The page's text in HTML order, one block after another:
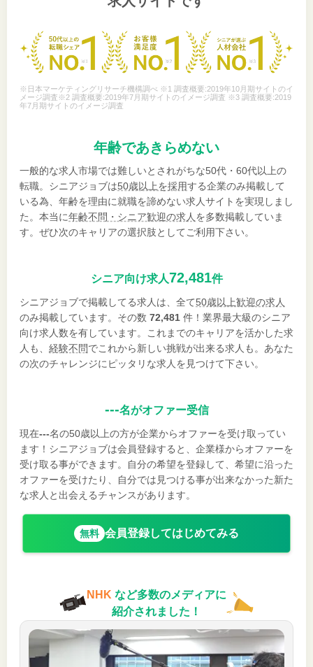
※日本マーケティングリサーチ機構調べ ※1 調査概要:2019年10月期サイトのイ
メージ調査※2 調査概要:2019年7月期サイトのイメージ調査 ※3 調査概要:2019
年7月期サイトのイメージ調査
年齢であきらめない
一般的な求人市場では難しいとされがちな50代・60代以上の
転職。シニアジョブは50歳以上を採用する企業のみ掲載して
いる為、年齢を理由に就職を諦めない求人サイトを実現しまし
た。本当に年齢不問・シニア歓迎の求人 を多数掲載していま
す。ぜひ次のキャリアの選択肢としてご利用下さい。
シニア向け求人72,481件
シニアジョブで掲載してる求人は、全て50歳以上歓迎の求人
のみ掲載しています。その数 72,481 件！業界最大級のシニア
向け求人数を有しています。これまでのキャリアを活かした求
人も、 経験不問でこれから新しい挑戦が出来る求人も。あなた
の次のチャレンジにピッタリな求人を見つけて下さい。
---名がオファー受信
現在---名の50歳以上の方が企業からオファーを受け取ってい
ます！シニアジョブは会員登録すると、企業様からオファーを
受け取る事ができます。自分の希望を登録して、希望に沿った
オファーを受けたり、自分では見つける事が出来なかった新た
な求人と出会えるチャンスがあります。
無料 会員登録してはじめてみる
NHK など多数のメディアに
紹介されました！